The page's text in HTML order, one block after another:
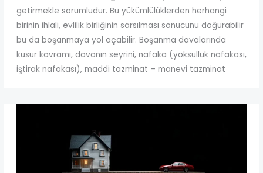
getirmekle sorumludur. Bu yükümlülüklerden herhangi
birinin ihlali, evlilik birliğinin sarsılması sonucunu doğurabilir
bu da boşanmaya yol açabilir. Boşanma davalarında
kusur kavramı, davanın seyrini, nafaka (yoksulluk nafakası,
iştirak nafakası), maddi tazminat – manevi tazminat